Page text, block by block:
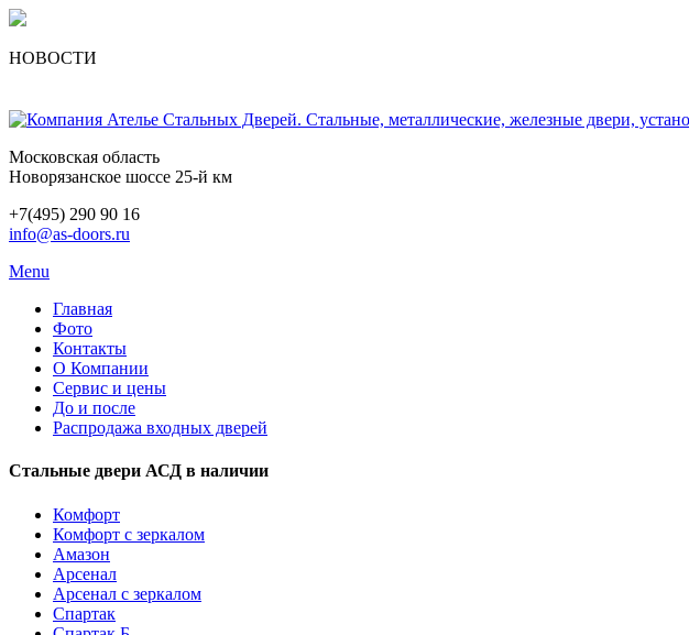
НОВОСТИ
Московская область
Новорязанское шоссе 25-й км
+7(495) 290 90 16
info@as-doors.ru
Menu
Главная
Фото
Контакты
О Компании
Сервис и цены
До и после
Распродажа входных дверей
Стальные двери АСД в наличии
Комфорт
Комфорт с зеркалом
Амазон
Арсенал
Арсенал с зеркалом
Спартак